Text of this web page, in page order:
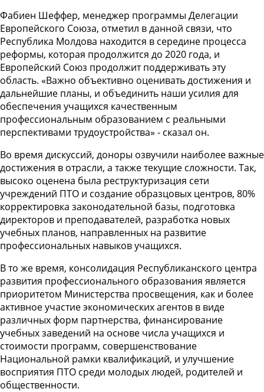
Фабиен Шеффер, менеджер программы Делегации
Европейского Союза, отметил в данной связи, что
Республика Молдова находится в середине процесса
реформы, которая продолжится до 2020 года, и
Европейский Союз продолжит поддерживать эту
область. «Важно объективно оценивать достижения и
дальнейшие планы, и объединить наши усилия для
обеспечения учащихся качественным
профессиональным образованием с реальными
перспективами трудоустройства» - сказал он.
Во время дискуссий, доноры озвучили наиболее важные
достижения в отрасли, а также текущие сложности. Так,
высоко оценена была реструктуризация сети
учреждений ПТО и создание образцовых центров, 80%
корректировка законодательной базы, подготовка
директоров и преподавателей, разработка новых
учебных планов, направленных на развитие
профессиональных навыков учащихся.
В то же время, консолидация Республиканского центра
развития профессионального образования является
приоритетом Министерства просвещения, как и более
активное участие экономических агентов в виде
различных форм партнерства, финансирование
учебных заведений на основе числа учащихся и
стоимости программ, совершенствование
Национальной рамки квалификаций, и улучшение
восприятия ПТО среди молодых людей, родителей и
общественности.